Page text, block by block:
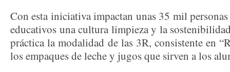
Con esta iniciativa impactan unas 35 mil
educativos una cultura limpieza y la
práctica la modalidad de las 3R, consistente en
los empaques de leche y jugos que sirven a los